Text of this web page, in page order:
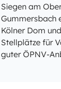
Siegen am
Gummersbach
Kölner Dom
Stellplätze für
guter ÖPNV-